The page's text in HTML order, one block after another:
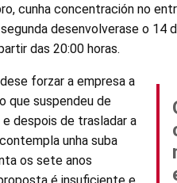
cunha concentración no
desenvolverase o 14
das 20:00 horas.
forzar a empresa a
que suspendeu de
despois de trasladar a
unha suba
os sete anos
é insuficiente e